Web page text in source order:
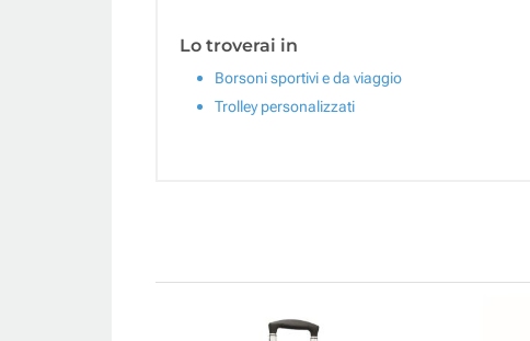
Lo troverai in
Borsoni sportivi e da viaggio
Trolley personalizzati